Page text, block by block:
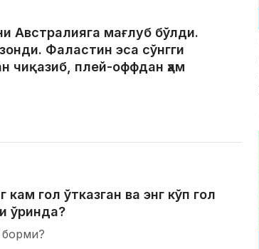
Австралияга мағлуб бўлди.
Фаластин эса сўнгги
чиқазиб, плей-оффдан ҳам
гол ўтказган ва энг кўп гол
ўринда?